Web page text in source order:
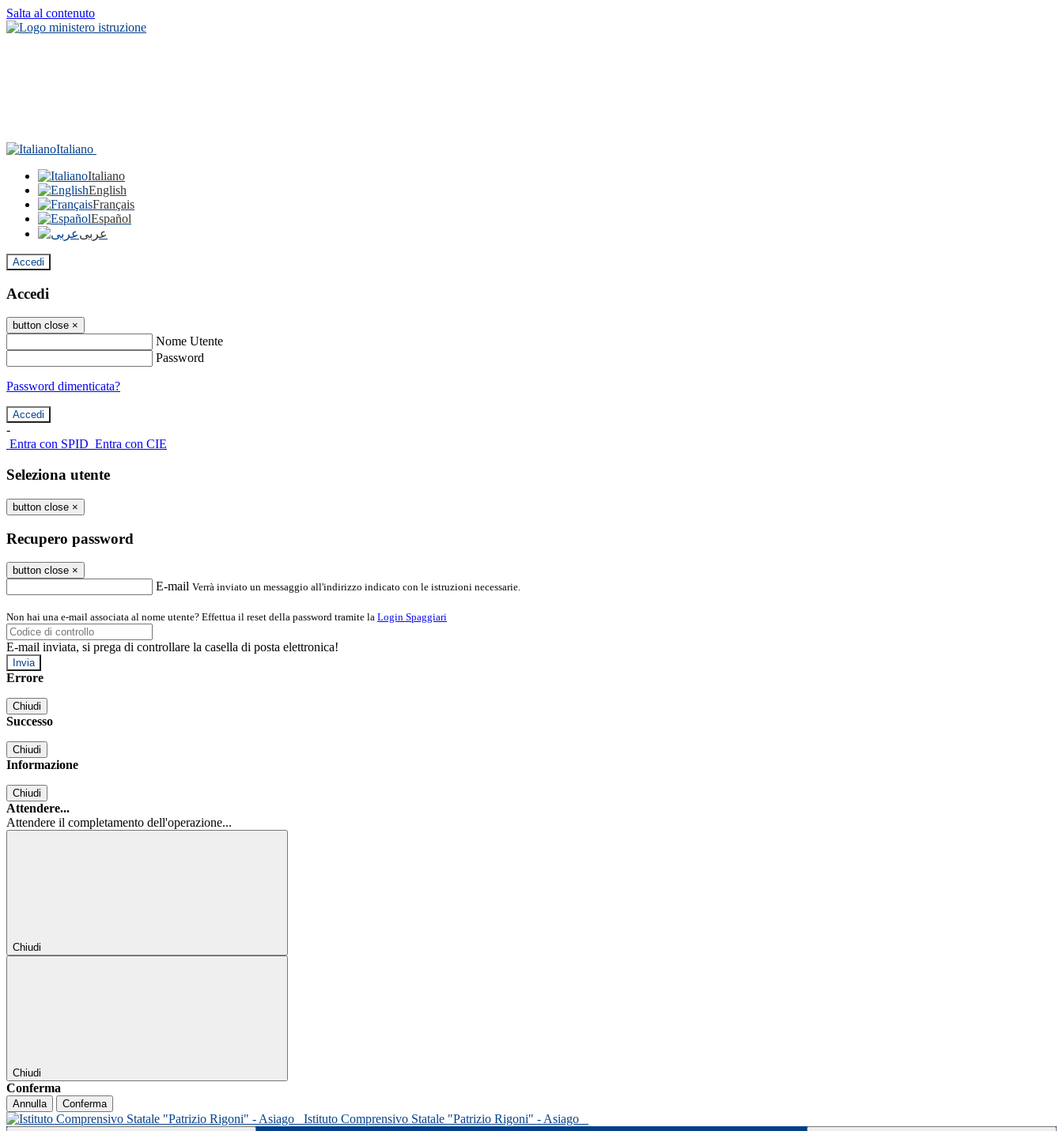
Salta al contenuto
Italiano
Italiano
English
Français
Español
عربى
Accedi
Accedi
button close ×
Nome Utente
Password
Password dimenticata?
-
Entra con SPID Entra con CIE
Seleziona utente
button close ×
Recupero password
button close ×
E-mail Verrà inviato un messaggio all'indirizzo indicato con le istruzioni necessarie.
Non hai una e-mail associata al nome utente? Effettua il reset della password tramite la Login Spaggiari
E-mail inviata, si prega di controllare la casella di posta elettronica!
Errore
Chiudi
Successo
Chiudi
Informazione
Chiudi
Attendere...
Attendere il completamento dell'operazione...
Chiudi
Chiudi
Conferma
Annulla Conferma
Istituto Comprensivo Statale "Patrizio Rigoni" - Asiago